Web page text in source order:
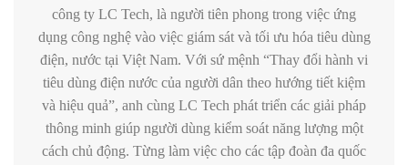
công ty LC Tech, là người tiên phong trong việc ứng
dụng công nghệ vào việc giám sát và tối ưu hóa tiêu dùng
điện, nước tại Việt Nam. Với sứ mệnh “Thay đổi hành vi
tiêu dùng điện nước của người dân theo hướng tiết kiệm
và hiệu quả”, anh cùng LC Tech phát triển các giải pháp
thông minh giúp người dùng kiểm soát năng lượng một
cách chủ động. Từng làm việc cho các tập đoàn đa quốc